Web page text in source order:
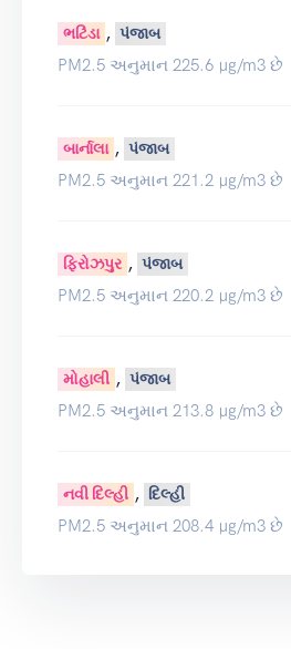
ભટિંડા , પંજાબ
PM2.5 અનુમાન 225.6 µg/m3 છે
બાર્નાલા , પંજાબ
PM2.5 અનુમાન 221.2 µg/m3 છે
ફિરોઝપુર , પંજાબ
PM2.5 અનુમાન 220.2 µg/m3 છે
મોહાલી , પંજાબ
PM2.5 અનુમાન 213.8 µg/m3 છે
નવી દિલ્હી , દિલ્હી
PM2.5 અનુમાન 208.4 µg/m3 છે